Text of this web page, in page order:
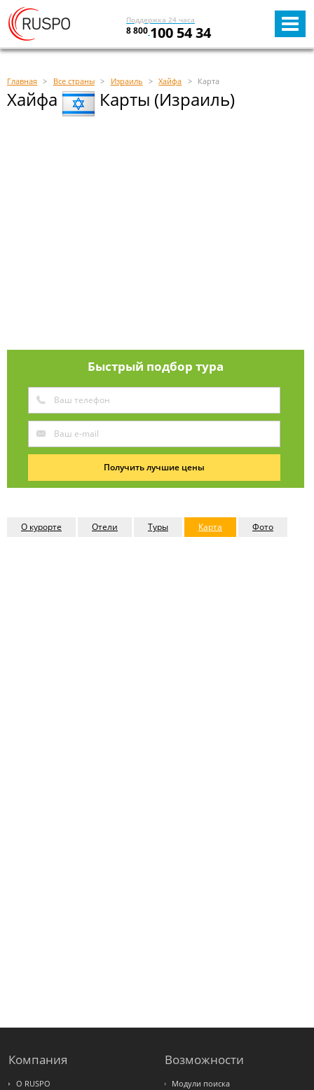
Поддержка 24 часа
8 800 100 54 34
Главная Все страны Израиль Хайфа Карта
Хайфа Карты (Израиль)
Быстрый подбор тура
Получить лучшие цены
О курорте Отели Туры Карта Фото
Компания
О RUSPO
Возможности
Модули поиска